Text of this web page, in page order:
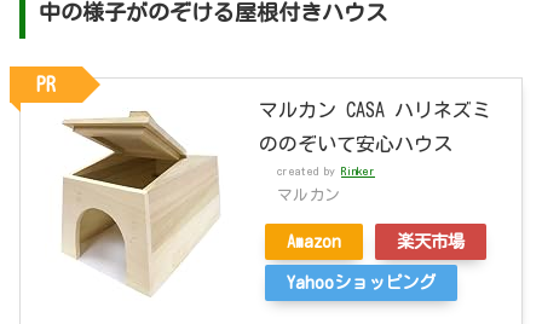
中の様子がのぞける屋根付きハウス
マルカン CASA ハリネズミ
ののぞいて安心ハウス
created by Rinker
マルカン
Amazon 楽天市場
Yahooショッピング
PR